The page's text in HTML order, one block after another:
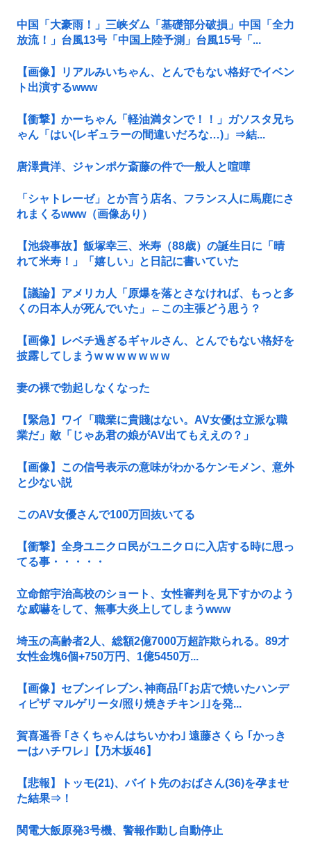
中国「大豪雨！」三峡ダム「基礎部分破損」中国「全力
放流！」台風13号「中国上陸予測」台風15号「...
【画像】リアルみいちゃん、とんでもない格好でイベン
ト出演するwww
【衝撃】かーちゃん「軽油満タンで！！」ガソスタ兄ち
ゃん「はい(レギュラーの間違いだろな…)」⇒結...
唐澤貴洋、ジャンポケ斎藤の件で一般人と喧嘩
「シャトレーゼ」とか言う店名、フランス人に馬鹿にさ
れまくるwww（画像あり）
【池袋事故】飯塚幸三、米寿（88歳）の誕生日に「晴
れて米寿！」「嬉しい」と日記に書いていた
【議論】アメリカ人「原爆を落とさなければ、もっと多
くの日本人が死んでいた」←この主張どう思う？
【画像】レベチ過ぎるギャルさん、とんでもない格好を
披露してしまうw w w w w w w
妻の裸で勃起しなくなった
【緊急】ワイ「職業に貴賤はない。AV女優は立派な職
業だ」敵「じゃあ君の娘がAV出てもええの？」
【画像】この信号表示の意味がわかるケンモメン、意外
と少ない説
このAV女優さんで100万回抜いてる
【衝撃】全身ユニクロ民がユニクロに入店する時に思っ
てる事・・・・・
立命館宇治高校のショート、女性審判を見下すかのよう
な威嚇をして、無事大炎上してしまうwww
埼玉の高齢者2人、総額2億7000万超詐欺られる。89才
女性金塊6個+750万円、1億5450万...
【画像】セブンイレブン､神商品｢｢お店で焼いたハンデ
ィピザ マルゲリータ/照り焼きチキン｣｣を発...
賀喜遥香 ｢さくちゃんはちいかわ｣ 遠藤さくら ｢かっき
ーはハチワレ｣【乃木坂46】
【悲報】トッモ(21)、バイト先のおばさん(36)を孕ませ
た結果⇒！
関電大飯原発3号機、警報作動し自動停止